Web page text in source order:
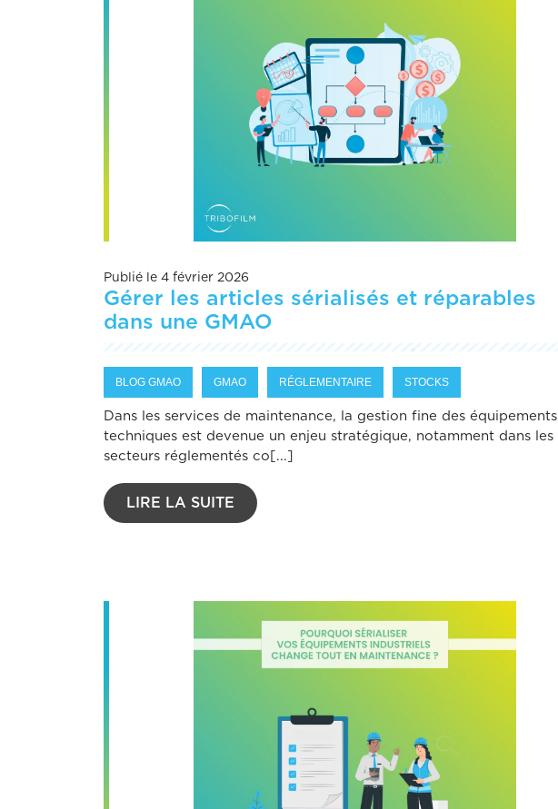
Publié le 4 février 2026
Gérer les articles sérialisés et réparables
dans une GMAO
BLOG GMAO GMAO RÉGLEMENTAIRE STOCKS
Dans les services de maintenance, la gestion fine des équipements
techniques est devenue un enjeu stratégique, notamment dans les
secteurs réglementés co[...]
LIRE LA SUITE